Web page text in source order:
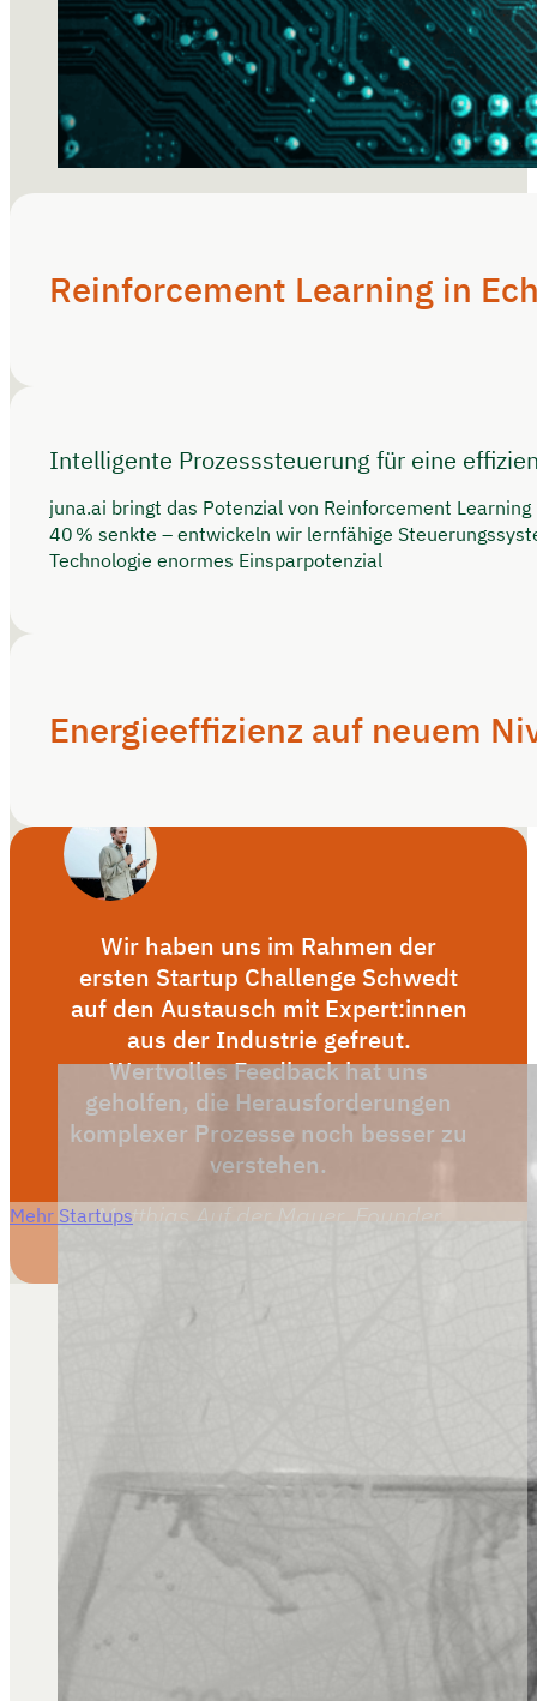
Reinforcement Learning in
Intelligente Prozesssteuerung für eine
juna.ai bringt das Potenzial von Reinforcement
40 % senkte – entwickeln wir lernfähige
Technologie enormes Einsparpotenzial
Energieeffizienz auf neuem
Wir haben uns im Rahmen der
ersten Startup Challenge Schwedt
auf den Austausch mit Expert:innen
aus der Industrie gefreut.
Wertvolles Feedback hat uns
geholfen, die Herausforderungen
komplexer Prozesse noch besser zu
verstehen.
Matthias Auf der Mauer, Founder
Mehr Startups